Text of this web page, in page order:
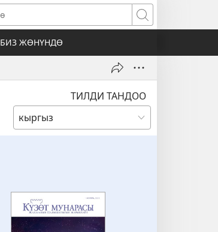
Издөө
БИЗ ЖӨНҮНДӨ
ТИЛДИ ТАНДОО